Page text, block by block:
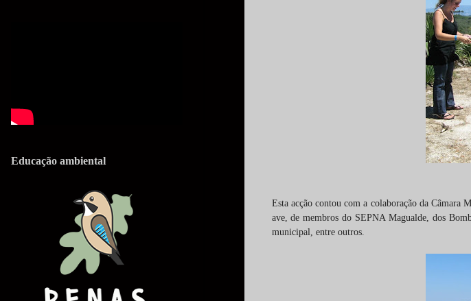
Esta acção contou com a colaboração da Câmara
ave, de membros do SEPNA Magualde, dos
municipal, entre outros.
Educação ambiental